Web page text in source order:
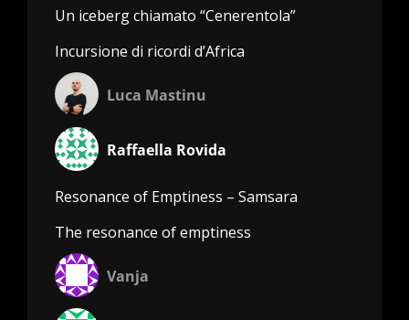
Un iceberg chiamato “Cenerentola”
Incursione di ricordi d’Africa
Luca Mastinu
Raffaella Rovida
Resonance of Emptiness – Samsara
The resonance of emptiness
Vanja